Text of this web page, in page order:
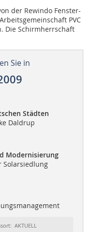
der Rewindo Fenster-
PVC
Die Schirmherrschaft
Sie in
Städten
Daldrup
Modernisierung
Solarsiedlung
AKTUELL